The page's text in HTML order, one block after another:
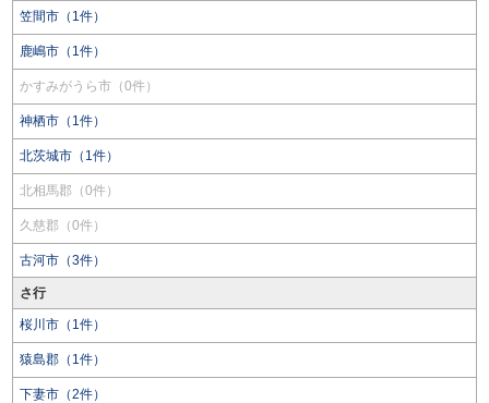
笠間市（1件）
鹿嶋市（1件）
かすみがうら市（0件）
神栖市（1件）
北茨城市（1件）
北相馬郡（0件）
久慈郡（0件）
古河市（3件）
さ行
桜川市（1件）
猿島郡（1件）
下妻市（2件）